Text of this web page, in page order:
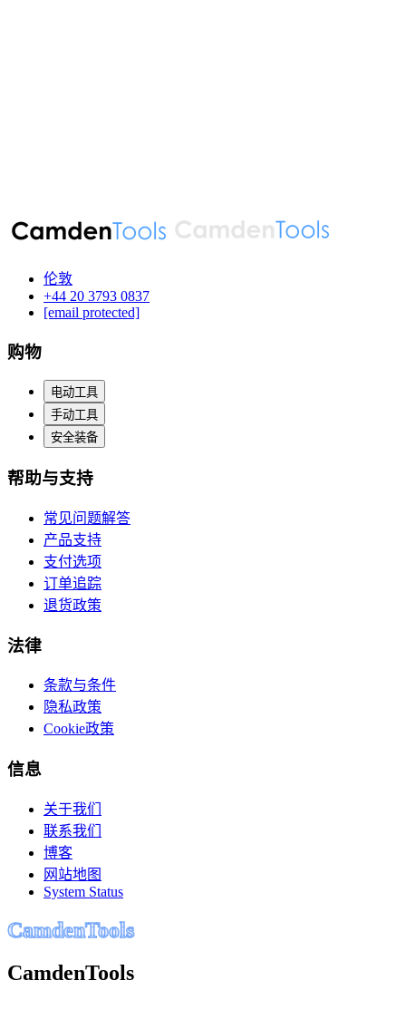
伦敦
‪+44 20 3793 0837‬
[email protected]
购物
电动工具
手动工具
安全装备
帮助与支持
常见问题解答
产品支持
支付选项
订单追踪
退货政策
法律
条款与条件
隐私政策
Cookie政策
信息
关于我们
联系我们
博客
网站地图
System Status
CamdenTools
CamdenTools